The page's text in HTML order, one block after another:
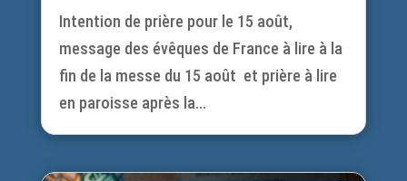
Intention de prière pour le 15 août,
message des évêques de France à lire à la
fin de la messe du 15 août et prière à lire
en paroisse après la...